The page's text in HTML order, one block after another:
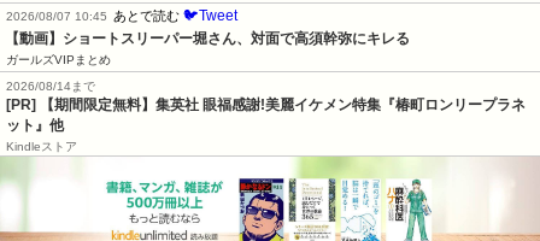
2026/08/07 10:45
あとで読む 🐦Tweet
【動画】ショートスリーパー堀さん、対面で高須幹弥にキレる
ガールズVIPまとめ
2026/08/14まで
[PR] 【期間限定無料】集英社 眼福感謝!美麗イケメン特集『椿町ロンリープラネ
ット』他
Kindleストア